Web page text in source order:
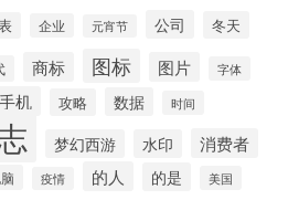
企业 元宵节 公司 冬天
商标 图标 图片 字体
手机 攻略 数据 时间
梦幻西游 水印 消费者
疫情 的人 的是 美国